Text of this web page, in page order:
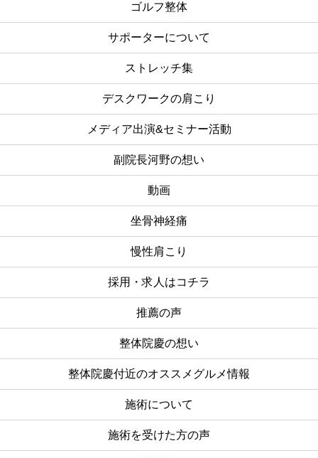
ゴルフ整体
サポーターについて
ストレッチ集
デスクワークの肩こり
メディア出演&セミナー活動
副院長河野の想い
動画
坐骨神経痛
慢性肩こり
採用・求人はコチラ
推薦の声
整体院慶の想い
整体院慶付近のオススメグルメ情報
施術について
施術を受けた方の声